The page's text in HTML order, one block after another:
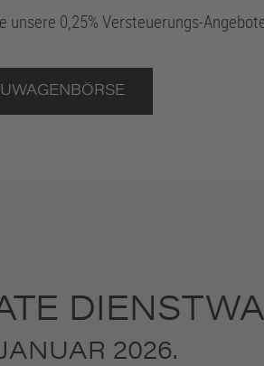
unsere 0,25% Versteuerungs-
2026.